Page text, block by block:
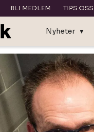
BLI MEDLEM TIPS OSS
Nyheter